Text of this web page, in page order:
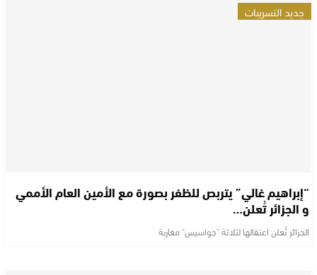
جديد التسريبات
“إبراهيم غالي” يتربص للظفر بصورة مع الأمين العام الأممي
و الجزائر تُعلن…
الجزائر تُعلن اعتقالها لثلاثة "جواسيس" مغاربة